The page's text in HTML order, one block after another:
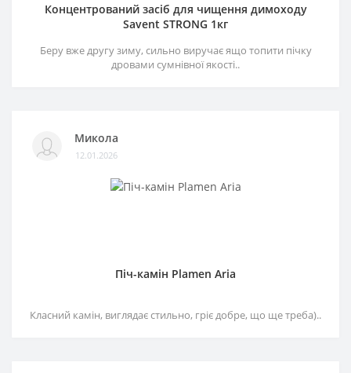
Концентрований засіб для чищення димоходу
Savent STRONG 1кг
Беру вже другу зиму, сильно виручає ящо топити пічку
дровами сумнівної якості..
Микола
12.01.2026
Піч-камін Plamen Aria
Класний камін, виглядає стильно, гріє добре, що ще треба)..